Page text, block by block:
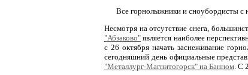
Все горнолыжники и сноубордисты с
Несмотря на отсутствие снега,
"Абзаково" является наиболее
с 26 октября начать заснеживание
сегодняшний день официальные
"Металлург-Магнитогорск" на Банном. С